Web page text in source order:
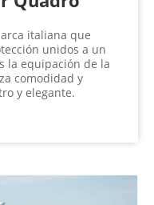
italiana que
unidos a un
la equipación de la
comodidad y
y elegante.